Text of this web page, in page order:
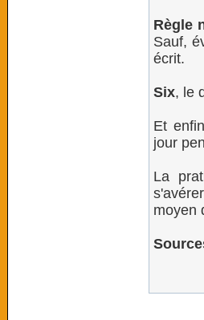
Règle
Sauf,
écrit.
Six, le
Et
jour
La
moyen